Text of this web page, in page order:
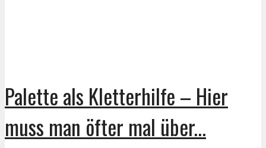
Palette als Kletterhilfe – Hier
muss man öfter mal über...